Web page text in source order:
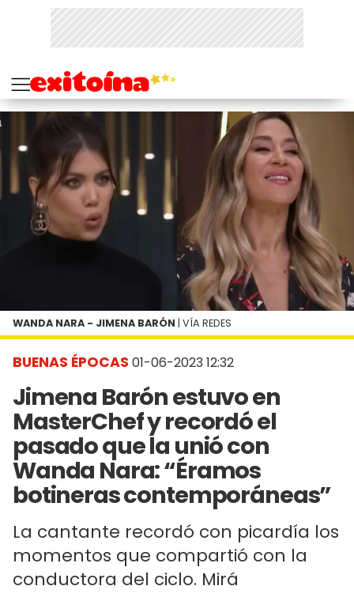
BUENAS ÉPOCAS 01-06-2023 12:32
Jimena Barón estuvo en
MasterChef y recordó el
pasado que la unió con
Wanda Nara: “Éramos
botineras contemporáneas”
La cantante recordó con picardía los
momentos que compartió con la
conductora del ciclo. Mirá
WANDA NARA - JIMENA BARÓN | VÍA REDES